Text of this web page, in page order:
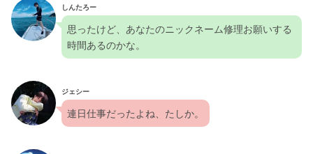
しんたろー
思ったけど、あなたのニックネーム修理お願いする
時間あるのかな。
ジェシー
連日仕事だったよね、たしか。